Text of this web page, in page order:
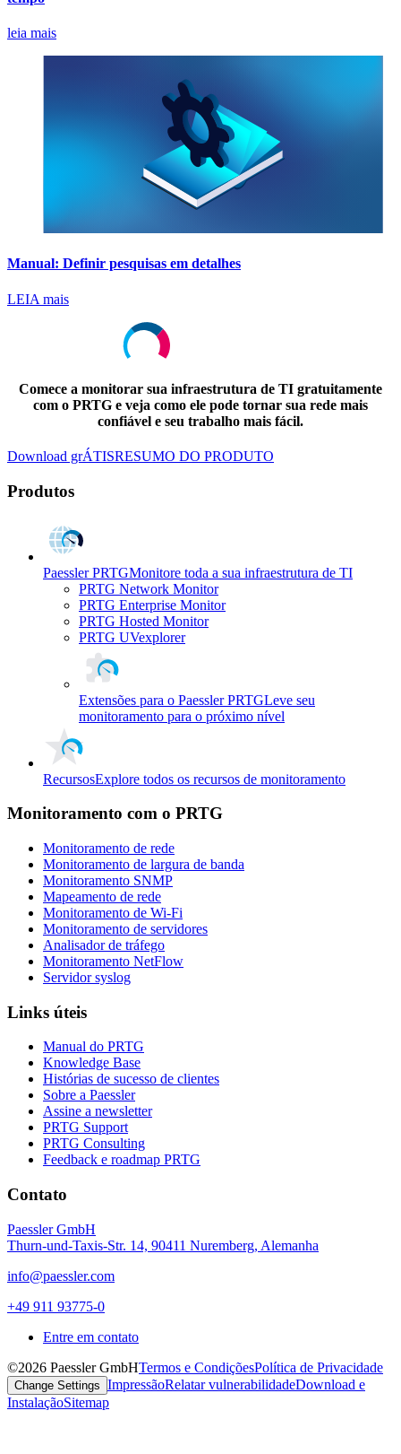
leia mais
Manual: Definir pesquisas em detalhes
LEIA mais
Comece a monitorar sua infraestrutura de TI gratuitamente
com o PRTG e veja como ele pode tornar sua rede mais
confiável e seu trabalho mais fácil.
Download grÁTISRESUMO DO PRODUTO
Produtos
Paessler PRTGMonitore toda a sua infraestrutura de TI
PRTG Network Monitor
PRTG Enterprise Monitor
PRTG Hosted Monitor
PRTG UVexplorer
Extensões para o Paessler PRTGLeve seu
monitoramento para o próximo nível
RecursosExplore todos os recursos de monitoramento
Monitoramento com o PRTG
Monitoramento de rede
Monitoramento de largura de banda
Monitoramento SNMP
Mapeamento de rede
Monitoramento de Wi-Fi
Monitoramento de servidores
Analisador de tráfego
Monitoramento NetFlow
Servidor syslog
Links úteis
Manual do PRTG
Knowledge Base
Histórias de sucesso de clientes
Sobre a Paessler
Assine a newsletter
PRTG Support
PRTG Consulting
Feedback e roadmap PRTG
Contato
Paessler GmbH
Thurn-und-Taxis-Str. 14, 90411 Nuremberg, Alemanha
info@paessler.com
+49 911 93775-0
Entre em contato
©2026 Paessler GmbHTermos e CondiçõesPolítica de Privacidade
Change Settings ImpressãoRelatar vulnerabilidadeDownload e
InstalaçãoSitemap